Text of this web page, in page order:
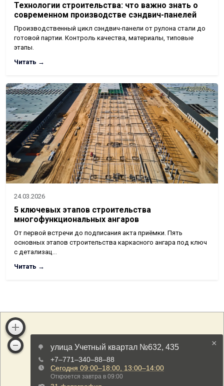
Технологии строительства: что важно знать о
современном производстве сэндвич-панелей
Производственный цикл сэндвич-панели от рулона стали до
готовой партии. Контроль качества, материалы, типовые
этапы.
Читать →
24.03.2026
5 ключевых этапов строительства
многофункциональных ангаров
От первой встречи до подписания акта приёмки. Пять
основных этапов строительства каркасного ангара под ключ
с детализац…
Читать →